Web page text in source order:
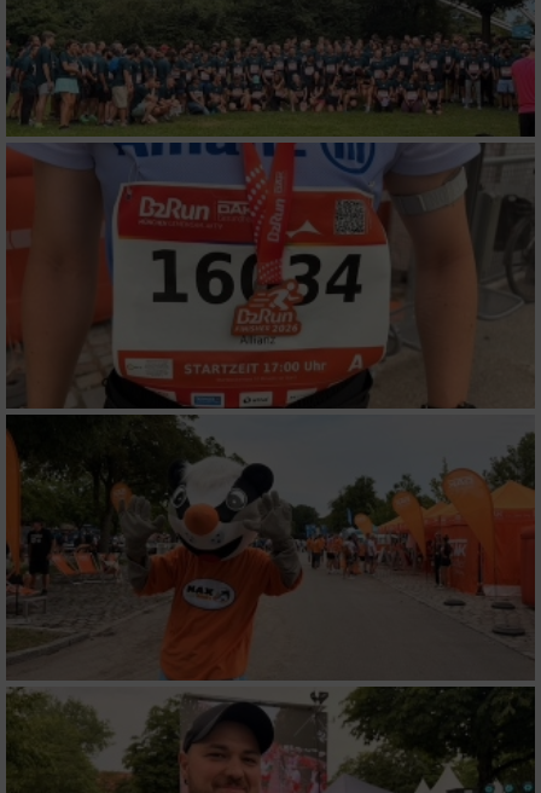
Verwendung reduzierter Daten zur Auswahl
von Inhalten
IAB-Besonderheiten:
Verwendung genauer Standortdaten
Geräte anhand von aktiv angeforderten
Informationen identifizieren
Nicht-IAB-Verarbeitungszwecke:
Performance
Werbung